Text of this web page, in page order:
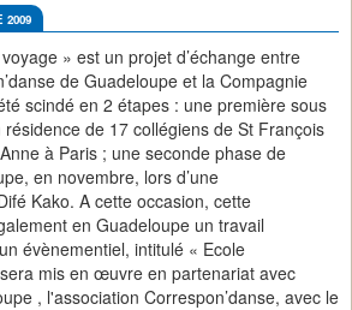
2009
» est un projet d’échange entre
de Guadeloupe et la Compagnie
scindé en 2 étapes : une première sous
résidence de 17 collégiens de St François
à Paris ; une seconde phase de
en novembre, lors d’une
Kako. A cette occasion, cette
en Guadeloupe un travail
évènementiel, intitulé « Ecole
mis en œuvre en partenariat avec
, l'association Correspon’danse, avec le